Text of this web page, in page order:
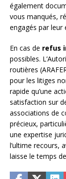
également
vous manqués,
engagés par leur
En cas de refus
possibles.
routières
pour les litiges
rapide qu’une
satisfaction sur
associations de
précieux,
une expertise
l’ultime recours,
laisse le temps